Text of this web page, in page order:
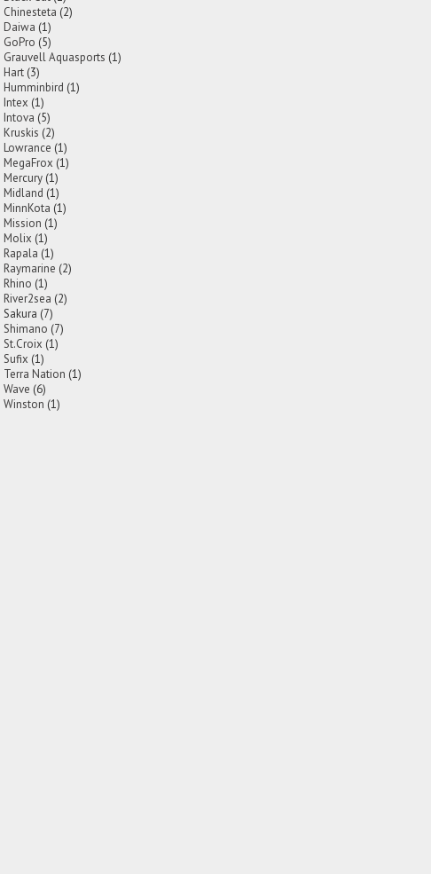
Chinesteta (2)
Daiwa (1)
GoPro (5)
Grauvell Aquasports (1)
Hart (3)
Humminbird (1)
Intex (1)
Intova (5)
Kruskis (2)
Lowrance (1)
MegaFrox (1)
Mercury (1)
Midland (1)
MinnKota (1)
Mission (1)
Molix (1)
Rapala (1)
Raymarine (2)
Rhino (1)
River2sea (2)
Sakura (7)
Shimano (7)
St.Croix (1)
Sufix (1)
Terra Nation (1)
Wave (6)
Winston (1)